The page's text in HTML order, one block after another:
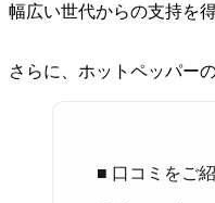
幅広い世代からの支持を
さらに、ホットペッパー
■ 口コミをご